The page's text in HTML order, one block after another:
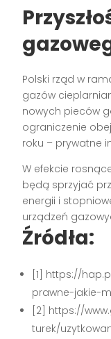
Polski rząd w
gazów
nowych pieców
ograniczenie
roku – prywatne
W efekcie
będą sprzyjać
energii i
urządzeń
Źródła:
[1] https://
prawne-jakie-
[2] https://
turek/